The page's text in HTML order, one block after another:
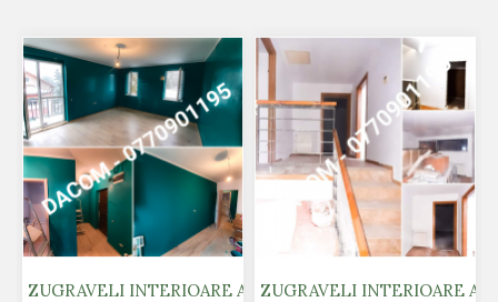
ZUGRAVELI INTERIOARE AIRLESS - COLOR
ZUGRAVELI INTERIOARE